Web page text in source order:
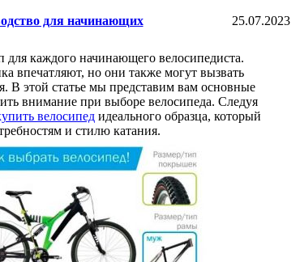
для начинающих 25.07.2023
каждого начинающего велосипедиста.
впечатляют, но они также могут вызвать
В этой статье мы представим вам основные
внимание при выборе велосипеда. Следуя
велосипедидеального образца, который
и стилю катания.